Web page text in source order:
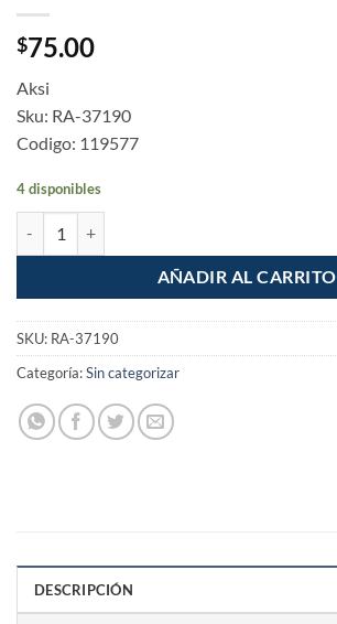
$75.00
Aksi
Sku: RA-37190
Codigo: 119577
4 disponibles
AÑADIR AL CARRITO
SKU: RA-37190
Categoría:Sin categorizar
DESCRIPCIÓN